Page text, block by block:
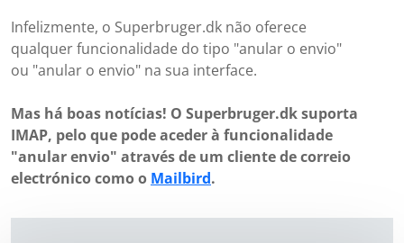
Infelizmente, o Superbruger.dk não oferece
qualquer funcionalidade do tipo "anular o envio"
ou "anular o envio" na sua interface.
Mas há boas notícias! O Superbruger.dk suporta
IMAP, pelo que pode aceder à funcionalidade
"anular envio" através de um cliente de correio
electrónico como o Mailbird.